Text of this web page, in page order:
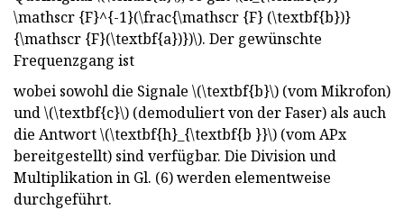
\mathscr {F}^{-1}(\frac{\mathscr {F} (\textbf{b})}
{\mathscr {F}(\textbf{a})})\). Der gewünschte
Frequenzgang ist
wobei sowohl die Signale \(\textbf{b}\) (vom Mikrofon)
und \(\textbf{c}\) (demoduliert von der Faser) als auch
die Antwort \(\textbf{h}_{\textbf{b }}\) (vom APx
bereitgestellt) sind verfügbar. Die Division und
Multiplikation in Gl. (6) werden elementweise
durchgeführt.